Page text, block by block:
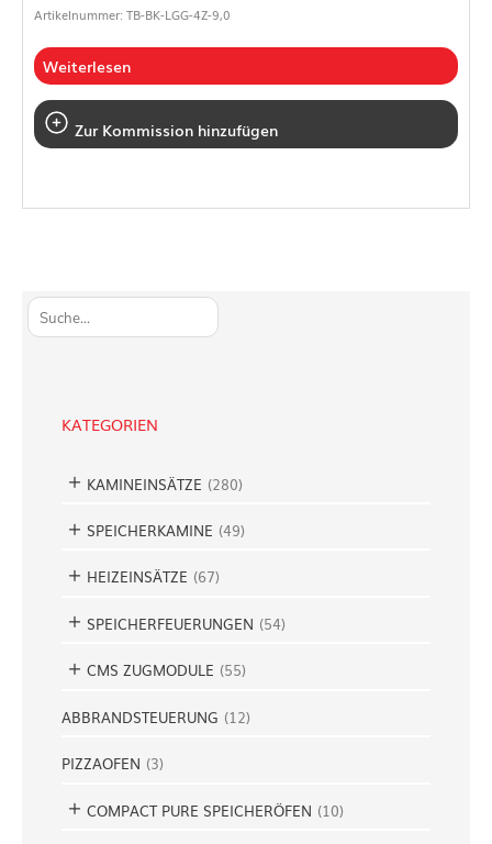
S
u
KATEGORIEN
KAMINEINSÄTZE (280)
SPEICHERKAMINE (49)
HEIZEINSÄTZE (67)
SPEICHERFEUERUNGEN (54)
CMS ZUGMODULE (55)
ABBRANDSTEUERUNG (12)
PIZZAOFEN (3)
COMPACT PURE SPEICHERÖFEN (10)
Artikelnummer: TB-BK-LGG-4Z-9,0
Weiterlesen
Zur Kommission hinzufügen